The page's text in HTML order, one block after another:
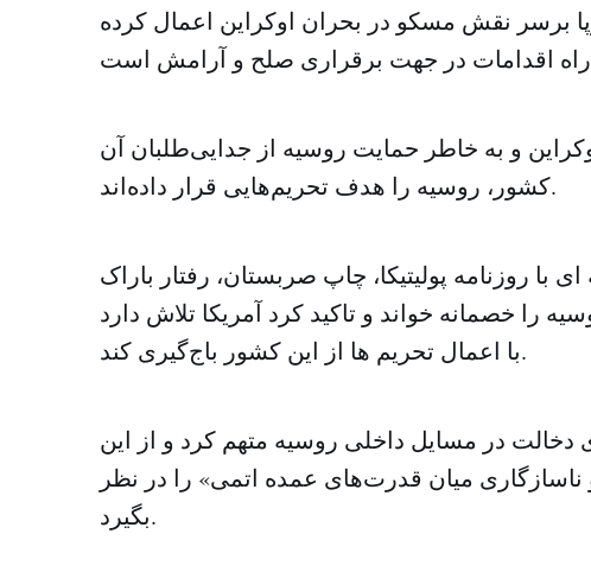
برسر نقش مسکو در بحران اوکراین اعمال کرده
و به خاطر حمایت‌ روسیه از جدایی‌طلبان آن
کشور، روسیه را هدف تحریم‌هایی قرار داده‌اند.
با روزنامه پولیتیکا، چاپ صربستان، رفتار باراک
را خصمانه خواند و تاکید کرد آمریکا تلاش دارد
با اعمال تحریم‌ ها از این کشور باج‌گیری کند.
دخالت در مسایل داخلی روسیه متهم کرد و از این
میان قدرت‌های عمده اتمی» را در نظر
بگیرد.